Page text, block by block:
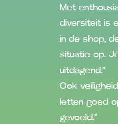
Met
diversiteit is
in de shop,
situatie op.
uitdagend.”
Ook
letten goed
gevoeld.”